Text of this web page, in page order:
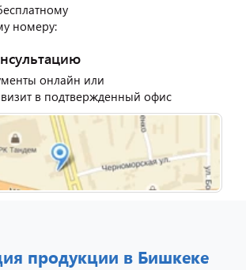
номеру:
онлайн или
в подтвержденный офис
продукции в Бишкеке